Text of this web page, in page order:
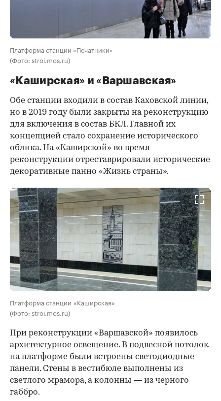
Платформа станции «Печатники»
(Фото: stroi.mos.ru)
«Каширская» и «Варшавская»
Обе станции входили в состав Каховской линии,
но в 2019 году были закрыты на реконструкцию
для включения в состав БКЛ. Главной их
концепцией стало сохранение исторического
облика. На «Каширской» во время
реконструкции отреставрировали исторические
декоративные панно «Жизнь страны».
Платформа станции «Каширская»
(Фото: stroi.mos.ru)
При реконструкции «Варшавской» появилось
архитектурное освещение. В подвесной потолок
на платформе были встроены светодиодные
панели. Стены в вестибюле выполнены из
светлого мрамора, а колонны — из черного
габбро.